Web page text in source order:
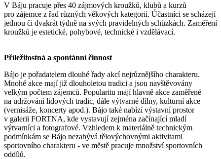
V Báju pracuje přes 40 zájmových kroužků, klubů a kurzů
pro zájemce z řad různých věkových kategorií. Účastníci se scházejí
jednou či dvakrát týdně na svých pravidelných schůzkách. Zaměření
kroužků je estetické, pohybové, technické i vzdělávací.
Příležitostná a spontánní činnost
Bájo je pořadatelem dlouhé řady akcí nejrůznějšího charakteru.
Mnohé akce mají již dlouholetou tradici a jsou navštěvovány
velkým počtem zájemců. Popularitu mají hlavně akce zaměřené
na udržování lidových tradic, dále výtvarné dílny, kulturní akce
(vernisáže, koncerty apod.). Bájo také nabízí výstavní prostor
v galerii FORTNA, kde vystavují zejména začínající mladí
výtvarníci a fotografové. Vzhledem k materiálně technickým
podmínkám se Bájo nezabývá tělovýchovnými aktivitami
sportovního charakteru - ve městě pracuje množství sportovních
oddílů.